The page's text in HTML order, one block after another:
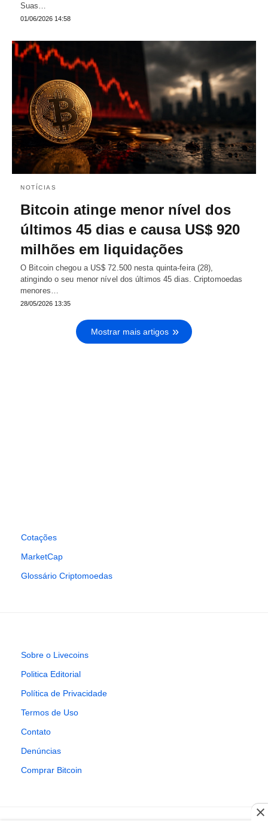
Suas…
01/06/2026 14:58
NOTÍCIAS
Bitcoin atinge menor nível dos
últimos 45 dias e causa US$ 920
milhões em liquidações
O Bitcoin chegou a US$ 72.500 nesta quinta-feira (28),
atingindo o seu menor nível dos últimos 45 dias. Criptomoedas
menores…
28/05/2026 13:35
Mostrar mais artigos
Cotações
MarketCap
Glossário Criptomoedas
Sobre o Livecoins
Politica Editorial
Política de Privacidade
Termos de Uso
Contato
Denúncias
Comprar Bitcoin